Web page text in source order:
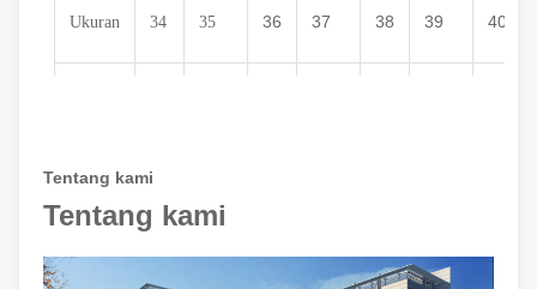
Ukuran 34 35 36 37 38 39 40
Tentang kami
Tentang kami